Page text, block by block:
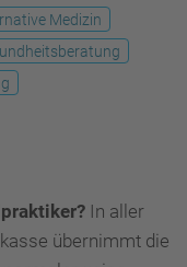
Medizin
In aller
übernimmt die